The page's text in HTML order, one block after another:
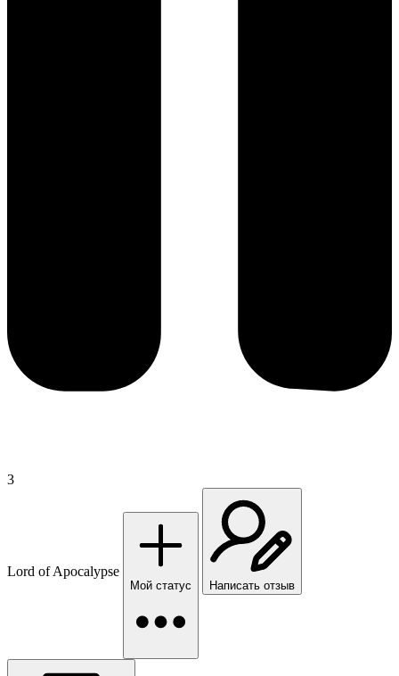
3
Lord of Apocalypse
Мой статус Написать отзыв